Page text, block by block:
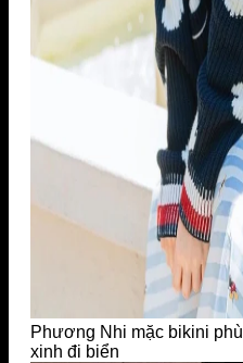
Phương Nhi mặc bikini
xinh đi biển